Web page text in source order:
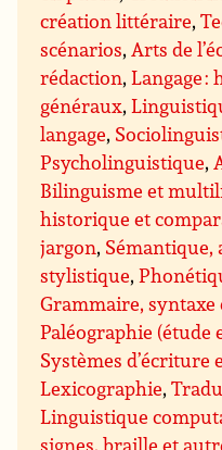
création littéraire,
scénarios,Arts de
rédaction,Langage
généraux,
langage,
Psycholinguistique,
Bilinguisme et
historique et
jargon, Sémantique,
stylistique,
Grammaire,
Paléographie (étude
Systèmes d’écriture
Lexicographie,
Linguistique
signes, braille et